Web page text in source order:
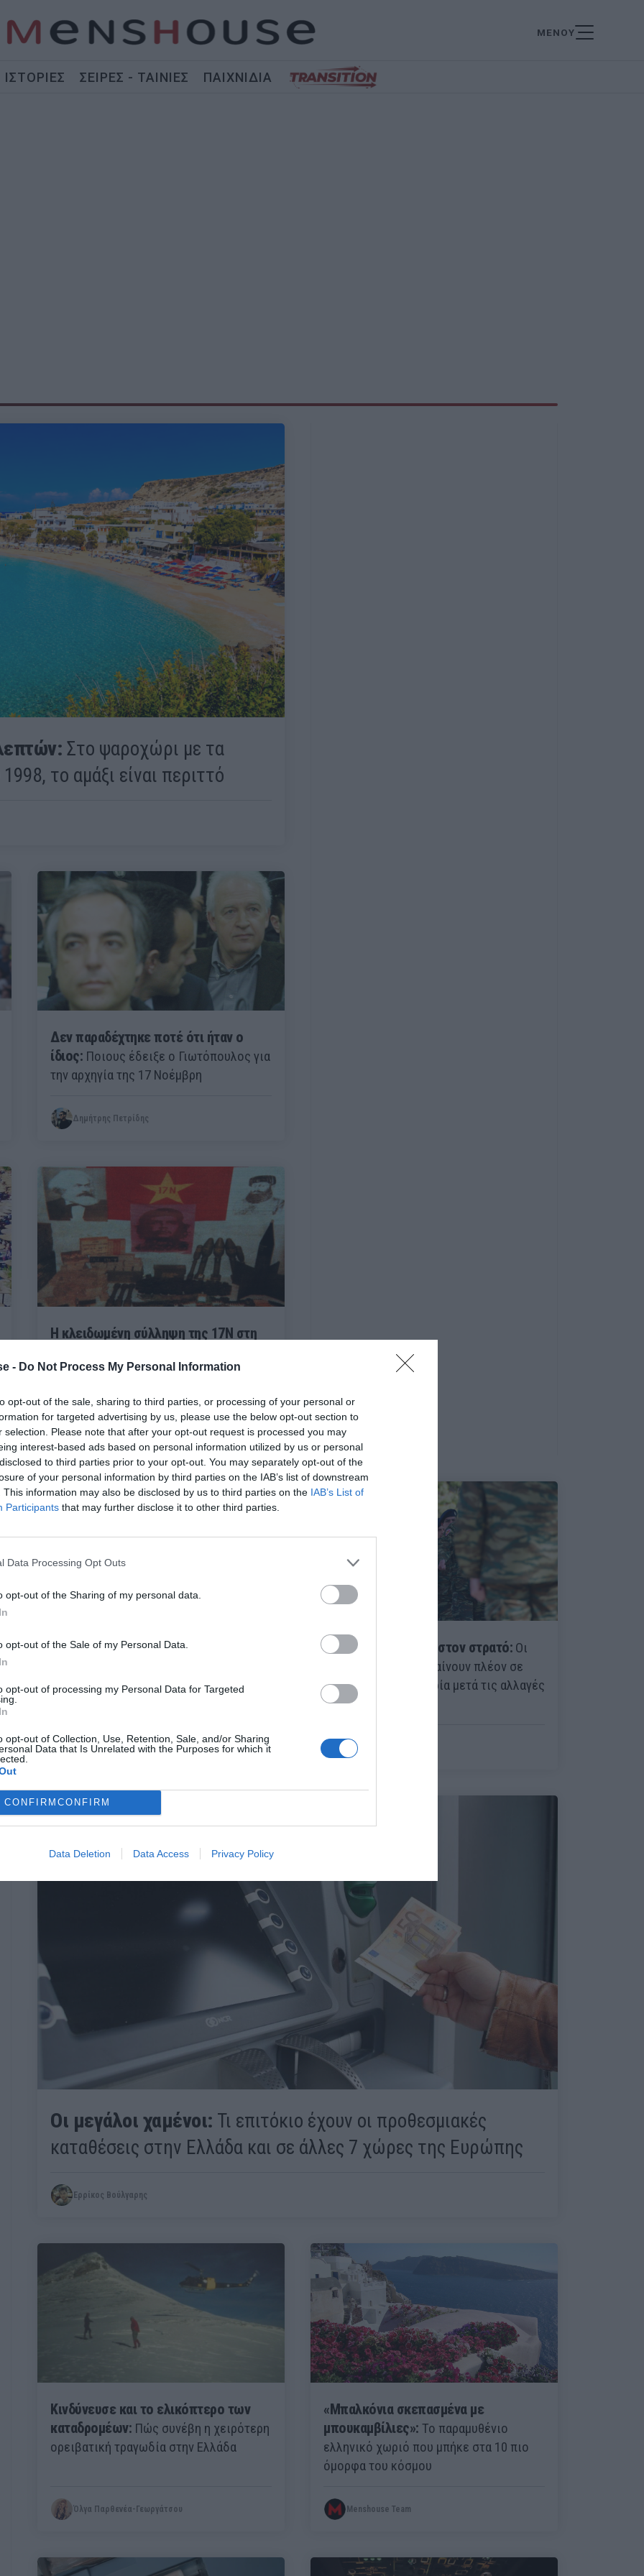
- Do Not Process My Personal Information
opt-out of the sale, sharing to third parties, or processing of your personal or
for targeted advertising by us, please use the below opt-out section to
selection. Please note that after your opt-out request is processed you may
interest-based ads based on personal information utilized by us or personal
to third parties prior to your opt-out. You may separately opt-out of the
of your personal information by third parties on the IAB’s list of downstream
This information may also be disclosed by us to third parties on the IAB’s List of
Participants that may further disclose it to other third parties.
Data Processing Opt Outs
opt-out of the Sharing of my personal data.
opt-out of the Sale of my Personal Data.
opt-out of processing my Personal Data for Targeted
opt-out of Collection, Use, Retention, Sale, and/or Sharing
Data that Is Unrelated with the Purposes for which it
CONFIRM CONFIRM
Data Deletion Data Access Privacy Policy
ΜΕΝΟΥ
ΙΣΤΟΡΙΕΣ ΣΕΙΡΕΣ - ΤΑΙΝΙΕΣ ΠΑΙΧΝΙΔΙΑ
Στο ψαροχώρι με τα
το αμάξι είναι περιττό
Δεν παραδέχτηκε ποτέ ότι ήταν ο
ίδιος: Ποιους έδειξε ο Γιωτόπουλος για
την αρχηγία της 17 Νοέμβρη
Δημήτρης Πετρίδης
Η κλειδωμένη σύλληψη της 17Ν στη
περίπτερο που έφερε το ιστορικό
Menshouse Team
Δεν είναι μόνο η θέση της:
τις πιο σημαντικές βάσεις της
Ερρίκος Βούλγαρης
Τέλος στα βύσματα στον στρατό: Οι
μοναδικοί που θα μπαίνουν πλέον σε
Ναυτικό και Αεροπορία μετά τις αλλαγές
Δένδια
Menshouse Newsroom
Οι μεγάλοι χαμένοι: Τι επιτόκιο έχουν οι προθεσμιακές
καταθέσεις στην Ελλάδα και σε άλλες 7 χώρες της Ευρώπης
Ερρίκος Βούλγαρης
Κινδύνευσε και το ελικόπτερο των
καταδρομέων: Πώς συνέβη η χειρότερη
ορειβατική τραγωδία στην Ελλάδα
Όλγα Παρθενέα-Γεωργάτσου
«Μπαλκόνια σκεπασμένα με
μπουκαμβίλιες»: Το παραμυθένιο
ελληνικό χωριό που μπήκε στα 10 πιο
όμορφα του κόσμου
Menshouse Team